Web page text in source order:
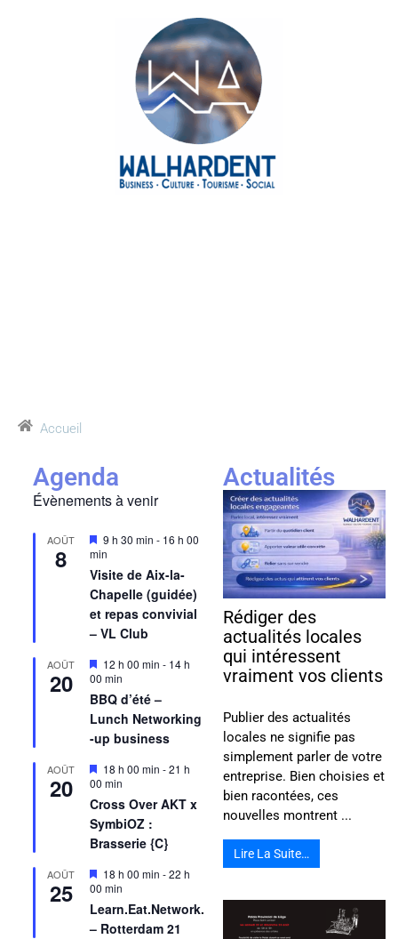
Accueil
Agenda
Évènements à venir
AOÛT
8
Mis
en
avant
9 h 30 min - 16 h 00
min
Visite de Aix-la-
Chapelle (guidée)
et repas convivial
– VL Club
AOÛT
20
Mis
en
avant
12 h 00 min - 14 h
00 min
BBQ d’été –
Lunch Networking
-up business
AOÛT
20
Mis
en
18 h 00 min -21 h
00 min
Cross Over AKT x
SymbiOZ :
Brasserie {C}
AOÛT
25
Mis
en
18 h 00 min -22 h
00 min
Learn.Eat.Network.
– Rotterdam 21
Actualités
Rédiger des
actualités locales
qui intéressent
vraiment vos clients
Publier des actualités
locales ne signifie pas
simplement parler de votre
entreprise. Bien choisies et
bien racontées, ces
nouvelles montrent ...
Lire La Suite…